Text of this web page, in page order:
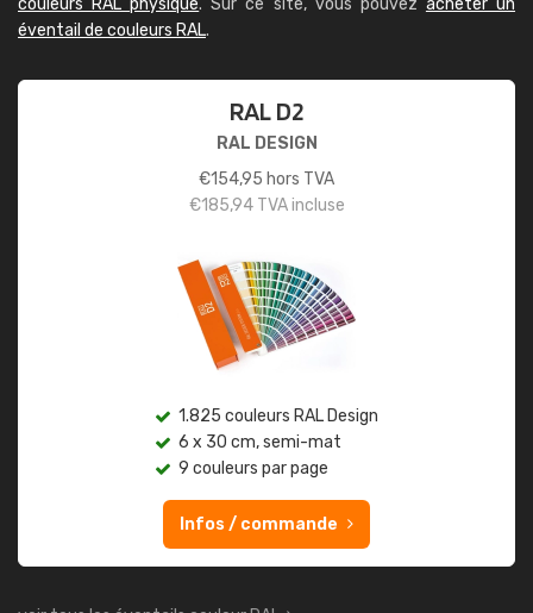
couleurs RAL physique. Sur ce site, vous pouvez acheter un
éventail de couleurs RAL.
RAL D2
RAL DESIGN
€154,95 hors TVA
€185,94TVA incluse
1.825 couleurs RAL Design
6 x 30 cm, semi-mat
9 couleurs par page
Infos / commande